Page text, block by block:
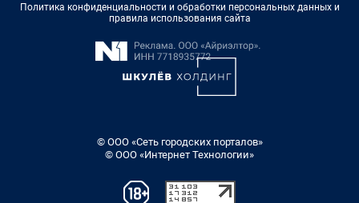
Политика конфиденциальности и обработки персональных данных и
правила использования сайта
© ООО «Сеть городских порталов»
© ООО «Интернет Технологии»